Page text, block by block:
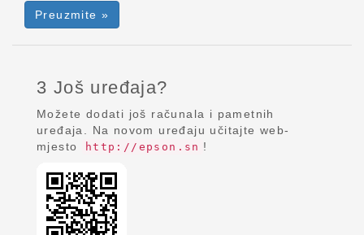
Preuzmite »
3 Još uređaja?
Možete dodati još računala i pametnih
uređaja. Na novom uređaju učitajte web-
mjesto
http://epson.sn !